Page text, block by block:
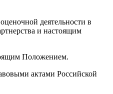
деятельности в
и настоящим
Положением.
актами Российской